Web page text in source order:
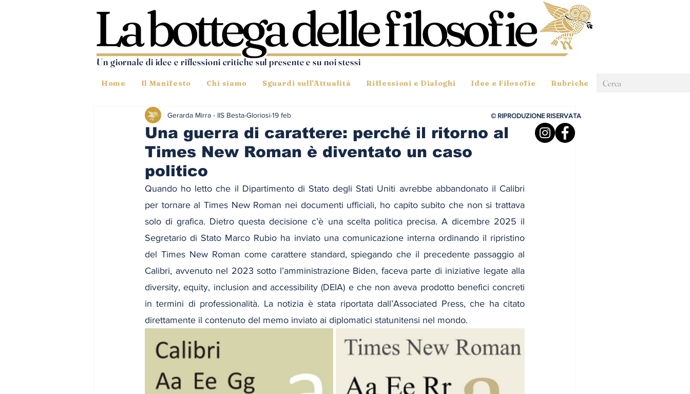
Un giornale di idee e riflessioni critiche sul presente e su noi stessi
Home Il Manifesto Chi siamo Sguardi sull'Attualità Riflessioni e Dialoghi Idee e Filosofie Rubriche
Una guerra di carattere: perché il ritorno al
Times New Roman è diventato un caso
politico
Gerarda Mirra - IIS Besta-Gloriosi19 feb
Quando ho letto che il Dipartimento di Stato degli Stati Uniti avrebbe abbandonato il Calibri
per tornare al Times New Roman nei documenti ufficiali, ho capito subito che non si trattava
solo di grafica. Dietro questa decisione c’è una scelta politica precisa. A dicembre 2025 il
Segretario di Stato Marco Rubio ha inviato una comunicazione interna ordinando il ripristino
del Times New Roman come carattere standard, spiegando che il precedente passaggio al
Calibri, avvenuto nel 2023 sotto l’amministrazione Biden, faceva parte di iniziative legate alla
diversity, equity, inclusion and accessibility (DEIA) e che non aveva prodotto benefici concreti
in termini di professionalità. La notizia è stata riportata dall’Associated Press, che ha citato
direttamente il contenuto del memo inviato ai diplomatici statunitensi nel mondo.
© RIPRODUZIONE RISERVATA